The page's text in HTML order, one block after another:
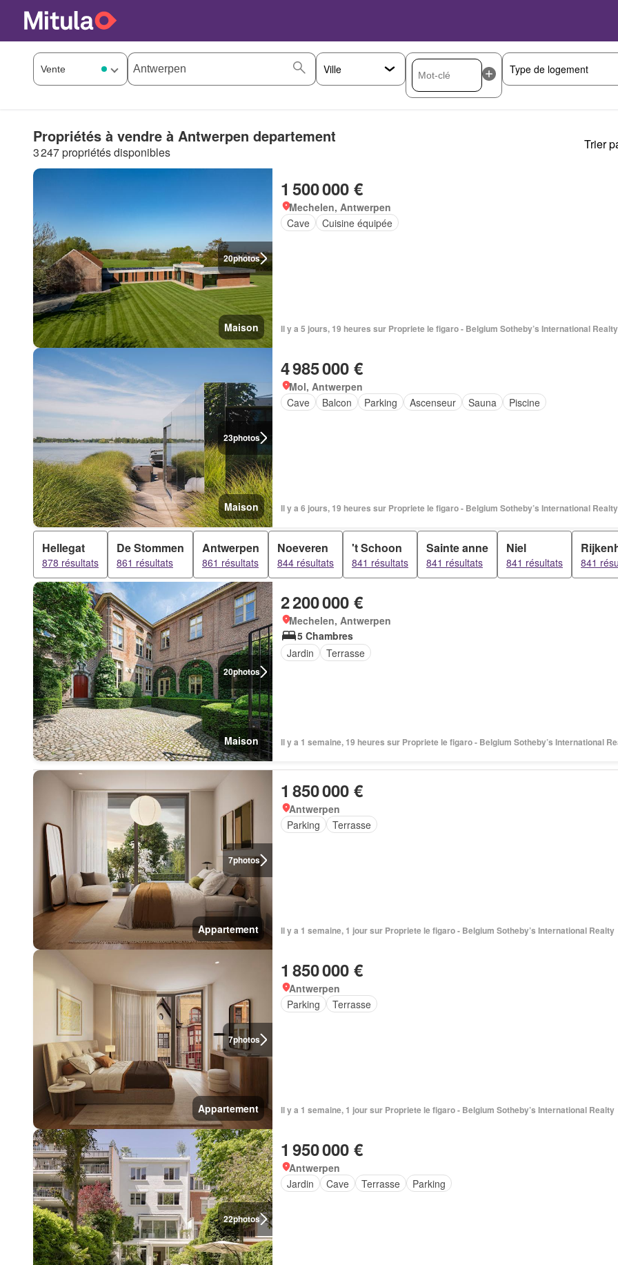
Propriétés à vendre à Antwerpen departement
3 247 propriétés disponibles
Trier
20photos
Maison
1 500 000 €
Mechelen, Antwerpen
Cave
Cuisine équipée
Il y a 5 jours, 19 heures sur Propriete le figaro - Belgium Sotheby’s International Realty
23photos
Maison
4 985 000 €
Mol, Antwerpen
Cave
Balcon Parking Ascenseur Sauna Piscine
Il y a 6 jours, 19 heures sur Propriete le figaro - Belgium Sotheby’s International Realty
Hellegat
878 résultats
De Stommen
861 résultats
Antwerpen
861 résultats
Noeveren
844 résultats
't Schoon
841 résultats
Sainte anne
841 résultats
Niel
841 résultats 841
20photos
Maison
2 200 000 €
Mechelen, Antwerpen
5 Chambres
Jardin
Terrasse
Il y a 1 semaine, 19 heures sur Propriete le figaro - Belgium Sotheby’s International
7photos
Appartement
1 850 000 €
Antwerpen
Parking
Terrasse
Il y a 1 semaine, 1 jour sur Propriete le figaro - Belgium Sotheby’s International Realty
7photos
Appartement
1 850 000 €
Antwerpen
Parking
Terrasse
Il y a 1 semaine, 1 jour sur Propriete le figaro - Belgium Sotheby’s International Realty
22photos
1 950 000 €
Antwerpen
Jardin
Cave Terrasse Parking